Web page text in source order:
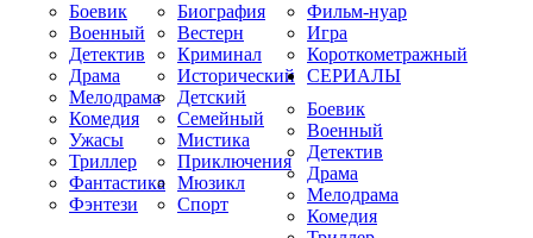
Боевик
Военный
Детектив
Драма
Мелодрама
Комедия
Ужасы
Триллер
Фантастика
Фэнтези
Биография
Вестерн
Криминал
Исторический
Детский
Семейный
Мистика
Приключения
Мюзикл
Спорт
Фильм-нуар
Игра
Короткометражный
СЕРИАЛЫ
Боевик
Военный
Детектив
Драма
Мелодрама
Комедия